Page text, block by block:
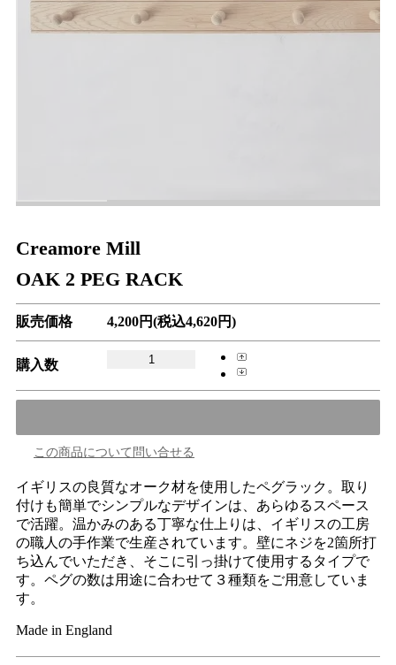
Creamore Mill
OAK 2 PEG RACK
販売価格 4,200円(税込4,620円)
購入数
この商品について問い合せる
イギリスの良質なオーク材を使用したペグラック。取り
付けも簡単でシンプルなデザインは、あらゆるスペース
で活躍。温かみのある丁寧な仕上りは、イギリスの工房
の職人の手作業で生産されています。壁にネジを2箇所打
ち込んでいただき、そこに引っ掛けて使用するタイプで
す。ペグの数は用途に合わせて３種類をご用意していま
す。
Made in England